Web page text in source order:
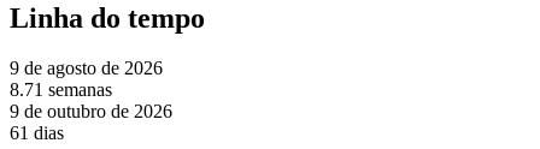
Linha do tempo
9 de agosto de 2026
8.71 semanas
9 de outubro de 2026
61 dias